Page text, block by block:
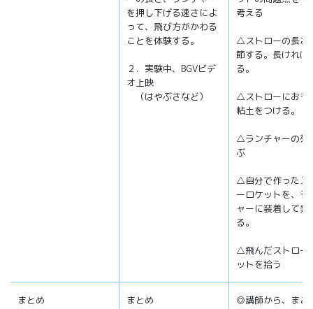
を押し下げる速さによ
って、飛び方がかわる
ことを体験する。
２．実験中、BGVビデ
オ上映
（はやぶさなど）
考える
△ストローの長さ
節する。長ければ
る。
△ストローにおも
粘土をつける。
△ランチャーの列
ぶ
△自分で作ったス
ーロケットを、ラ
ャーに装着して発
る。
△飛んだストロー
ットを拾う
まとめ
まとめ
◎講師から、まと